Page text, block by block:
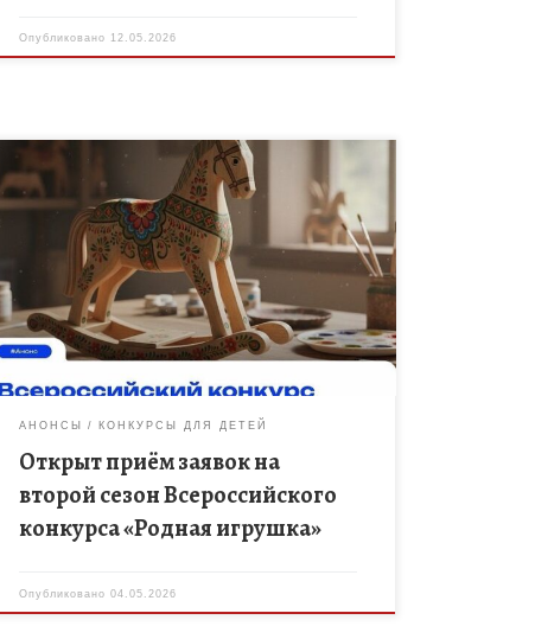
Опубликовано 12.05.2026
Министерство просвещения Российской
Федерации объявляет приём заявок на участие во
втором сезоне Всероссийского конкурса «Родная
игрушка». К участию приглашаются:
профессиональные производители игрушек;
творческие коллективы;
независимые авторы старше 14 лет.
В 2026 году, объявленном Министерством просвещ
приобретает особое […]
АНОНСЫ КОНКУРСЫ ДЛЯ ДЕТЕЙ
Открыт приём заявок на
второй сезон Всероссийского
конкурса «Родная игрушка»
Опубликовано04.05.2026